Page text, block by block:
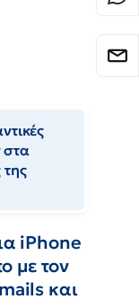
στα
iPhone
με τον
και